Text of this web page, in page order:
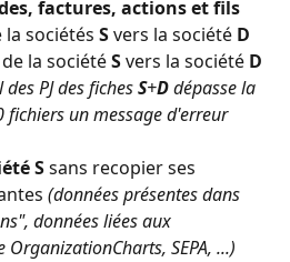
factures, actions et fils
la sociétés S vers la société D
de la société S vers la société D
PJ des fiches S+D dépasse la
fichiers un message d'erreur
S sans recopier ses
(données présentes dans
données liées aux
SEPA, ...)